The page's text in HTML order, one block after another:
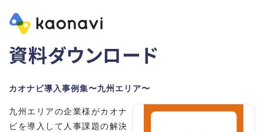
資料ダウンロード
カオナビ導入事例集〜九州エリア〜
九州エリアの企業様がカオナ
ビを導入して人事課題の解決